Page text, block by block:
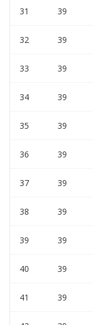
31 39
32 39
33 39
34 39
35 39
36 39
37 39
38 39
39 39
40 39
41 39